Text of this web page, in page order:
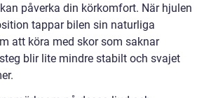
påverka din körkomfort. När hjulen
tappar bilen sin naturliga
att köra med skor som saknar
blir lite mindre stabilt och svajet